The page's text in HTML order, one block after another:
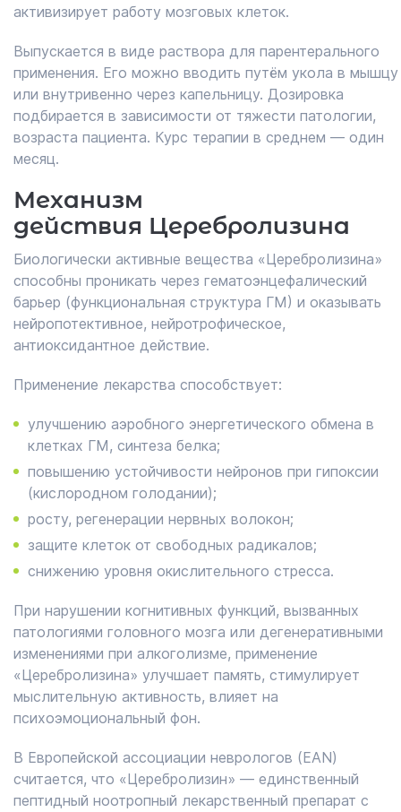
активизирует работу мозговых клеток.
Выпускается в виде раствора для парентерального
применения. Его можно вводить путём укола в мышцу
или внутривенно через капельницу. Дозировка
подбирается в зависимости от тяжести патологии,
возраста пациента. Курс терапии в среднем — один
месяц.
Механизм
действия Церебролизина
Биологически активные вещества «Церебролизина»
способны проникать через гематоэнцефалический
барьер (функциональная структура ГМ) и оказывать
нейропотективное, нейротрофическое,
антиоксидантное действие.
Применение лекарства способствует:
улучшению аэробного энергетического обмена в
клетках ГМ, синтеза белка;
повышению устойчивости нейронов при гипоксии
(кислородном голодании);
росту, регенерации нервных волокон;
защите клеток от свободных радикалов;
снижению уровня окислительного стресса.
При нарушении когнитивных функций, вызванных
патологиями головного мозга или дегенеративными
изменениями при алкоголизме, применение
«Церебролизина» улучшает память, стимулирует
мыслительную активность, влияет на
психоэмоциональный фон.
В Европейской ассоциации неврологов (EAN)
считается, что «Церебролизин» — единственный
пептидный ноотропный лекарственный препарат с